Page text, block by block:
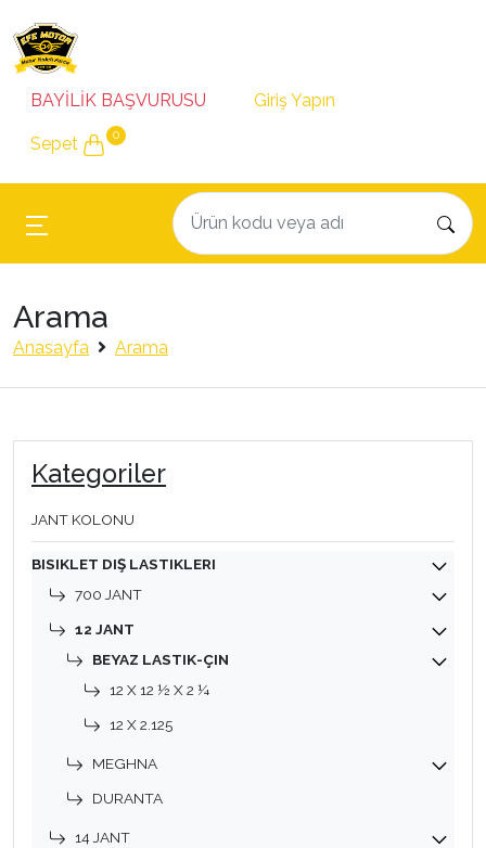
BAYİLİK BAŞVURUSU Giriş Yapın
Sepet 0
Arama
Anasayfa Arama
Kategoriler
JANT KOLONU
BISIKLET DIŞ LASTIKLERI
700 JANT
12 JANT
BEYAZ LASTIK-ÇIN
12 X 12 ½ X 2 ¼
12 X 2.125
MEGHNA
DURANTA
14 JANT